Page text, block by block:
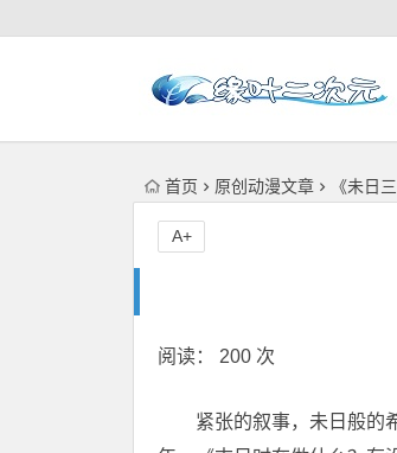
首页 原创动漫文章 《未日
A+
阅读： 200 次
紧张的叙事，未日般的